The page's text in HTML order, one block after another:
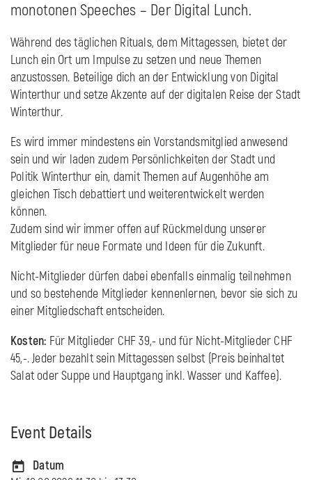
monotonen Speeches – Der Digital Lunch.
Während des täglichen Rituals, dem Mittagessen, bietet der
Lunch ein Ort um Impulse zu setzen und neue Themen
anzustossen. Beteilige dich an der Entwicklung von Digital
Winterthur und setze Akzente auf der digitalen Reise der Stadt
Winterthur.
Es wird immer mindestens ein Vorstandsmitglied anwesend
sein und wir laden zudem Persönlichkeiten der Stadt und
Politik Winterthur ein, damit Themen auf Augenhöhe am
gleichen Tisch debattiert und weiterentwickelt werden
können.
Zudem sind wir immer offen auf Rückmeldung unserer
Mitglieder für neue Formate und Ideen für die Zukunft.
Nicht-Mitglieder dürfen dabei ebenfalls einmalig teilnehmen
und so bestehende Mitglieder kennenlernen, bevor sie sich zu
einer Mitgliedschaft entscheiden.
Kosten: Für Mitglieder CHF 39,- und für Nicht-Mitglieder CHF
45,-. Jeder bezahlt sein Mittagessen selbst (Preis beinhaltet
Salat oder Suppe und Hauptgang inkl. Wasser und Kaffee).
Event Details
Datum